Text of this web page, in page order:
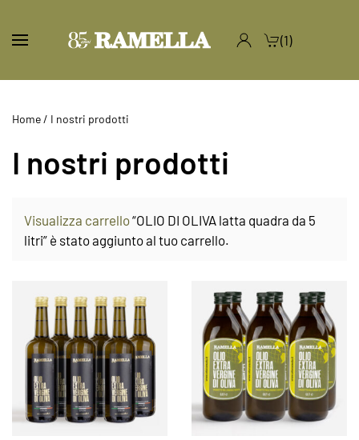
(1)
Home/ I nostri prodotti
I nostri prodotti
Visualizza carrello“OLIO DI OLIVA latta quadra da 5
litri” è stato aggiunto al tuo carrello.